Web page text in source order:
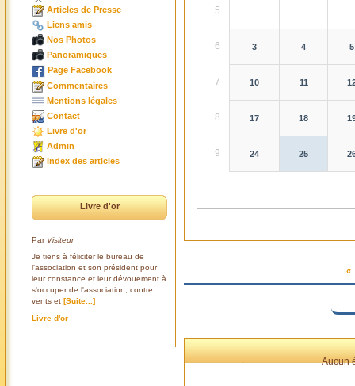
Articles de Presse
Liens amis
Nos Photos
Panoramiques
Page Facebook
Commentaires
Mentions légales
Contact
Livre d'or
Admin
Index des articles
Livre d'or
Par Visiteur
Je tiens à féliciter le bureau de
l'association et son président pour
leur constance et leur dévouement à
s'occuper de l'association, contre
vents et [Suite...]
Livre d'or
5
6 3 4 5
7 10 11
8 17 18
9 24 25
«
Aucun